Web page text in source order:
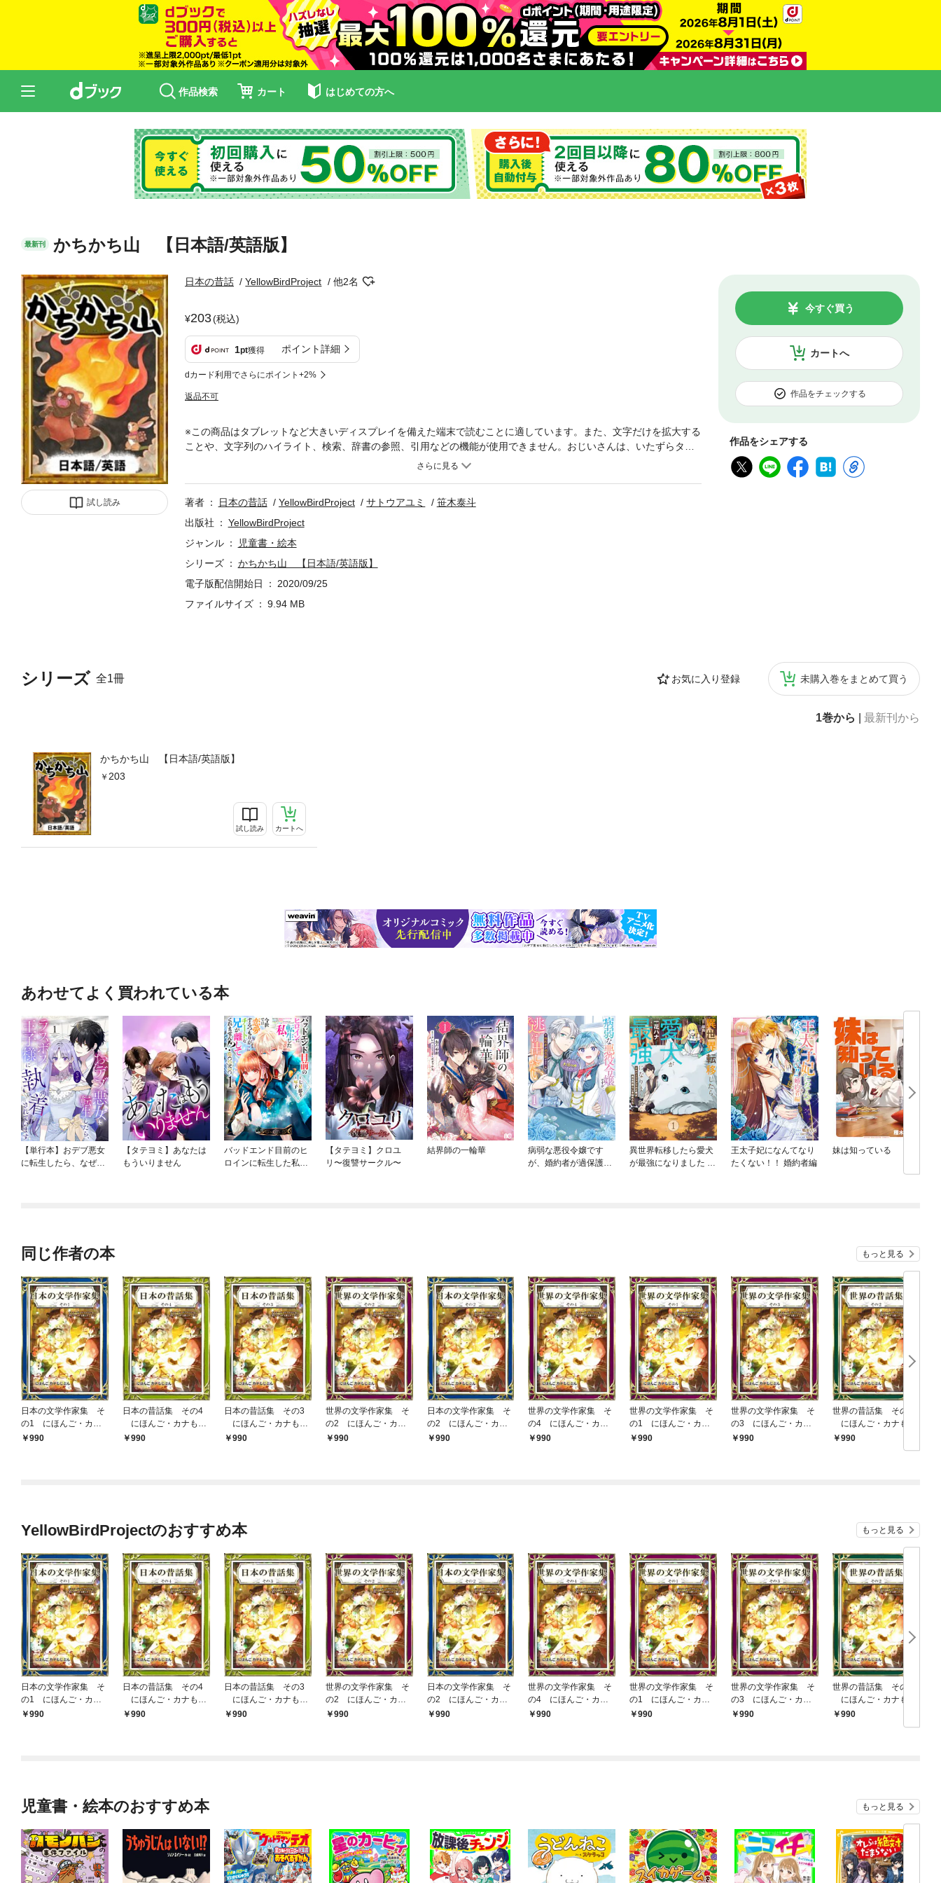
作品検索 カート はじめての方へ
最新刊 かちかち山 【日本語/英語版】
試し読み
日本の昔話 YellowBirdProject 他2名
203(税込)
1pt獲得 ポイント詳細
dカード利用でさらにポイント+2%
返品不可
カートへ
今すぐ買う
作品をチェックする
作品をシェアする
シリーズ 全1冊 お気に入り登録 未購入巻をまとめて買う
1巻から 最新刊から
かちかち山 【日本語/英語版】
203
試し読み カートへ
※この商品はタブレットなど大きいディスプレイを備えた端末で読むことに適しています。また、文字だけを拡大する
ことや、文字列のハイライト、検索、辞書の参照、引用などの機能が使用できません。おじいさんは、いたずらタヌ
キにほとほと困り果てていました。そこである日おじいさんは、タヌキを捕まえるために、いつもタヌキが座る切り
著者 日本の昔話 YellowBirdProject サトウアユミ
笹木泰斗
出版社
YellowBirdProject
ジャンル
児童書・絵本
シリーズ
かちかち山 【日本語/英語版】
電子版配信開始日
2020/09/25
ファイルサイズ
9.94 MB
あわせてよく買われている本
【単行本】おデブ悪女
に転生したら、なぜか
【タテヨミ】あなたは
もういりません
バッドエンド目前のヒ
ロインに転生した私、
【タテヨミ】クロユ
リ〜復讐サークル〜
結界師の一輪華
病弱な悪役令嬢です
が、婚約者が過保護す
異世界転移したら愛犬
が最強になりました ～
王太子妃になんてなり
たくない！！ 婚約者編
妹は知っている
同じ作者の本 もっと見る
日本の文学作家集 そ
の1 にほんご・カナ
もじぶん
990
日本の昔話集 その4
にほんご・カナもじ
ぶん990
日本の昔話集 その3
にほんご・カナもじ
ぶん990
世界の文学作家集 そ
の2 にほんご・カナ
もじぶん
990
日本の文学作家集 そ
の2 にほんご・カナ
もじぶん
990
世界の文学作家集 そ
の4 にほんご・カナ
もじぶん
990
世界の文学作家集 そ
の1 にほんご・カナ
もじぶん
990
世界の文学作家集 そ
の3 にほんご・カナ
もじぶん
990
世界の昔話集 その2
にほんご・カナもじ
ぶん990
YellowBirdProjectのおすすめ本 もっと見る
日本の文学作家集 そ
の1 にほんご・カナ
もじぶん
990
日本の昔話集 その4
にほんご・カナもじ
ぶん990
日本の昔話集 その3
にほんご・カナもじ
ぶん990
世界の文学作家集 そ
の2 にほんご・カナ
もじぶん
990
日本の文学作家集 そ
の2 にほんご・カナ
もじぶん
990
世界の文学作家集 そ
の4 にほんご・カナ
もじぶん
990
世界の文学作家集 そ
の1 にほんご・カナ
もじぶん
990
世界の文学作家集 そ
の3 にほんご・カナ
もじぶん
990
世界の昔話集 その2
にほんご・カナもじ
ぶん990
児童書・絵本のおすすめ本 もっと見る